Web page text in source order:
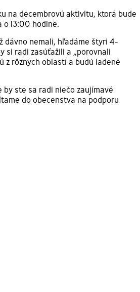
na decembrovú aktivitu, ktorá bude
o 13:00 hodine.
dávno nemali, hľadáme štyri 4-
si radi zasúťažili a „porovnali
z rôznych oblastí a budú ladené
ste sa radi niečo zaujímavé
do obecenstva na podporu